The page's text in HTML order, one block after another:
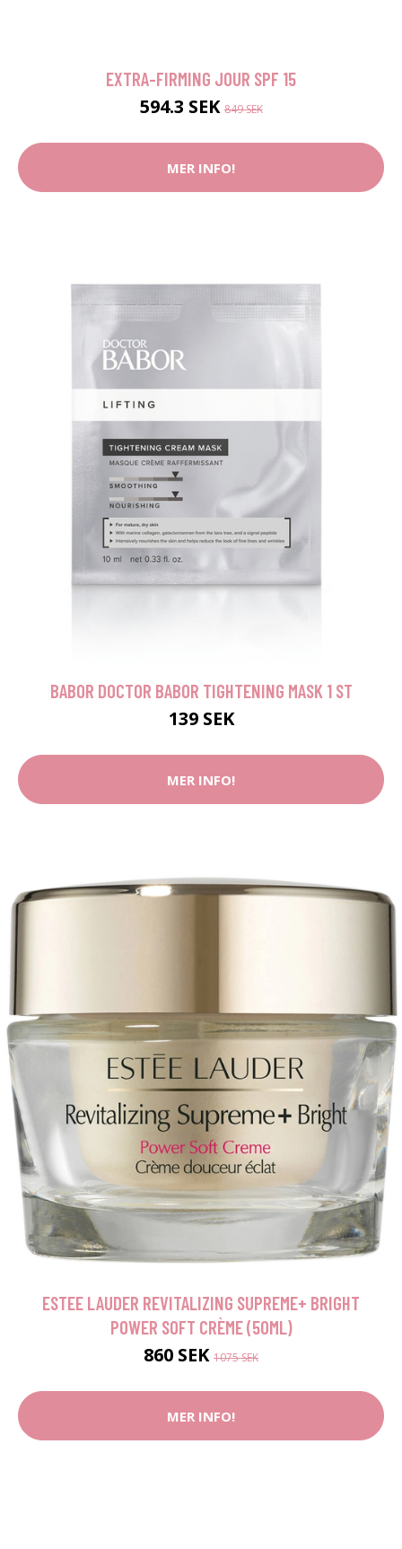
EXTRA-FIRMING JOUR SPF 15
594.3 SEK849 SEK
MER INFO!
BABOR DOCTOR BABOR TIGHTENING MASK 1 ST
139 SEK
MER INFO!
ESTEE LAUDER REVITALIZING SUPREME+ BRIGHT
POWER SOFT CRÈME (50ML)
860 SEK 1075 SEK
MER INFO!